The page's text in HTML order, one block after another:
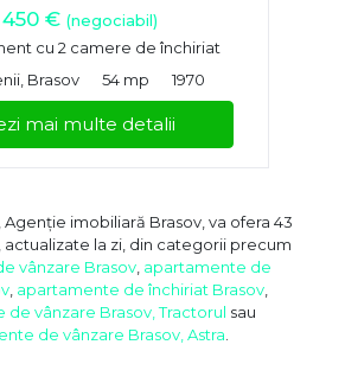
450 € (negociabil)
cu 2 camere de închiriat
Brasov
54 mp 1970
mai multe detalii
imobiliară Brasov, va ofera 43
la zi, din categorii precum
vânzare Brasov apartamente de
, apartamente de închiriat Brasov,
vânzare Brasov, Tractorul sau
de vânzare Brasov, Astra